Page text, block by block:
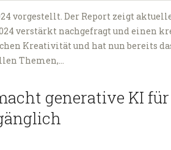
vorgestellt. Der Report zeigt
verstärkt nachgefragt und einen
Kreativität und hat nun bereits
Themen,…
generative KI